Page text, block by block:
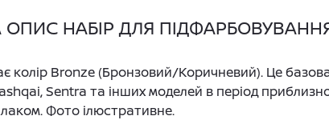
НАБІР ДЛЯ
колір Bronze (Бронзовий/Коричневий). Це
Sentra та інших моделей в період
Фото ілюстративне.